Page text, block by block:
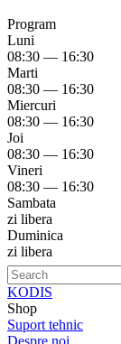
Program
Luni
08:30 — 16:30
Marti
08:30 — 16:30
Miercuri
08:30 — 16:30
Joi
08:30 — 16:30
Vineri
08:30 — 16:30
Sambata
zi libera
Duminica
zi libera
KODIS
Shop
Suport tehnic
Despre noi